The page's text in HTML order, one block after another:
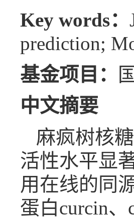
Key words：
prediction;
基金项目：
中文摘要
麻疯树核
活性水平显
用在线的同
蛋白curcin